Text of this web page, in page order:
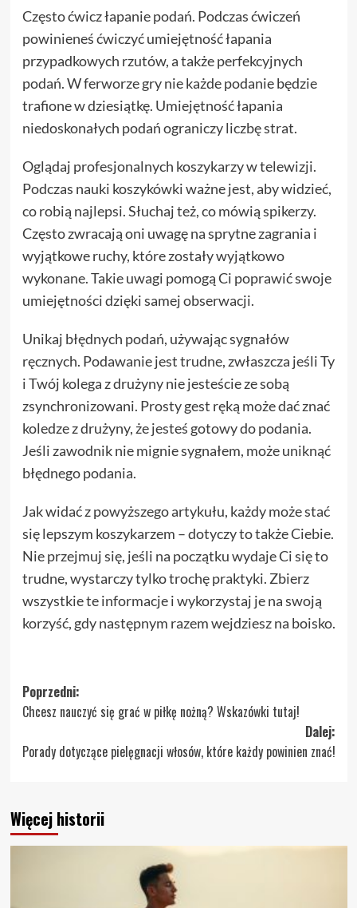
Często ćwicz łapanie podań. Podczas ćwiczeń
powinieneś ćwiczyć umiejętność łapania
przypadkowych rzutów, a także perfekcyjnych
podań. W ferworze gry nie każde podanie będzie
trafione w dziesiątkę. Umiejętność łapania
niedoskonałych podań ograniczy liczbę strat.
Oglądaj profesjonalnych koszykarzy w telewizji.
Podczas nauki koszykówki ważne jest, aby widzieć,
co robią najlepsi. Słuchaj też, co mówią spikerzy.
Często zwracają oni uwagę na sprytne zagrania i
wyjątkowe ruchy, które zostały wyjątkowo
wykonane. Takie uwagi pomogą Ci poprawić swoje
umiejętności dzięki samej obserwacji.
Unikaj błędnych podań, używając sygnałów
ręcznych. Podawanie jest trudne, zwłaszcza jeśli Ty
i Twój kolega z drużyny nie jesteście ze sobą
zsynchronizowani. Prosty gest ręką może dać znać
koledze z drużyny, że jesteś gotowy do podania.
Jeśli zawodnik nie mignie sygnałem, może uniknąć
błędnego podania.
Jak widać z powyższego artykułu, każdy może stać
się lepszym koszykarzem – dotyczy to także Ciebie.
Nie przejmuj się, jeśli na początku wydaje Ci się to
trudne, wystarczy tylko trochę praktyki. Zbierz
wszystkie te informacje i wykorzystaj je na swoją
korzyść, gdy następnym razem wejdziesz na boisko.
Zobacz
wpisy
Poprzedni:
Chcesz nauczyć się grać w piłkę nożną? Wskazówki tutaj!
Dalej:
Porady dotyczące pielęgnacji włosów, które każdy powinien znać!
Więcej historii